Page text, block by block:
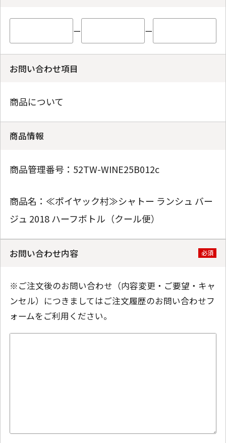
ー ー
お問い合わせ項目
商品について
商品情報
商品管理番号： 52TW-WINE25B012c
商品名： ≪ポイヤック村≫シャトー ランシュ バー
ジュ 2018 ハーフボトル（クール便）
お問い合わせ内容 必須
※ご注文後のお問い合わせ（内容変更・ご要望・キャ
ンセル）につきましてはご注文履歴のお問い合わせフ
ォームをご利用ください。